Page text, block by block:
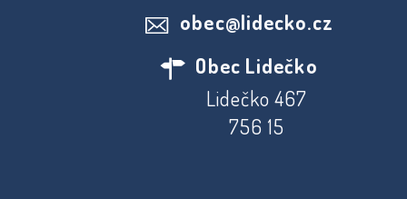
obec@lidecko.cz
Obec Lidečko
Lidečko 467
756 15